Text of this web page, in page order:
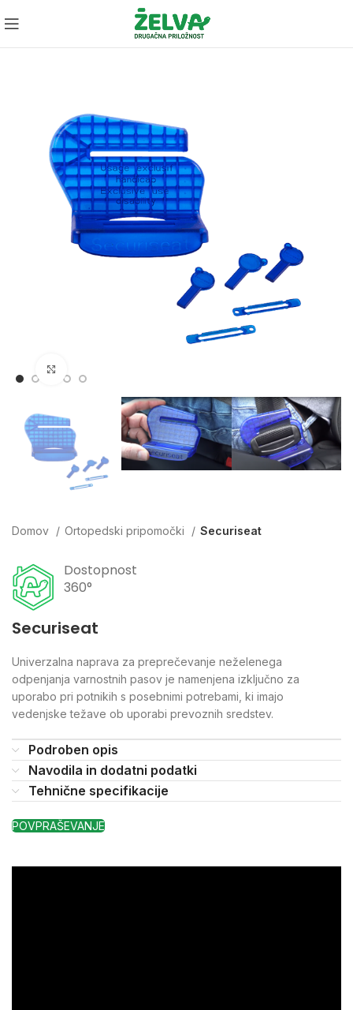
Domov Ortopedski pripomočki Securiseat
Dostopnost
360°
Securiseat
Univerzalna naprava za preprečevanje neželenega
odpenjanja varnostnih pasov je namenjena izključno za
uporabo pri potnikih s posebnimi potrebami, ki imajo
vedenjske težave ob uporabi prevoznih sredstev.
Podroben opis
Navodila in dodatni podatki
Tehnične specifikacije
POVPRAŠEVANJE